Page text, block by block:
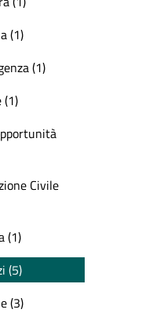
(1)
(1)
(1)
Civile
(1)
(5)
(3)